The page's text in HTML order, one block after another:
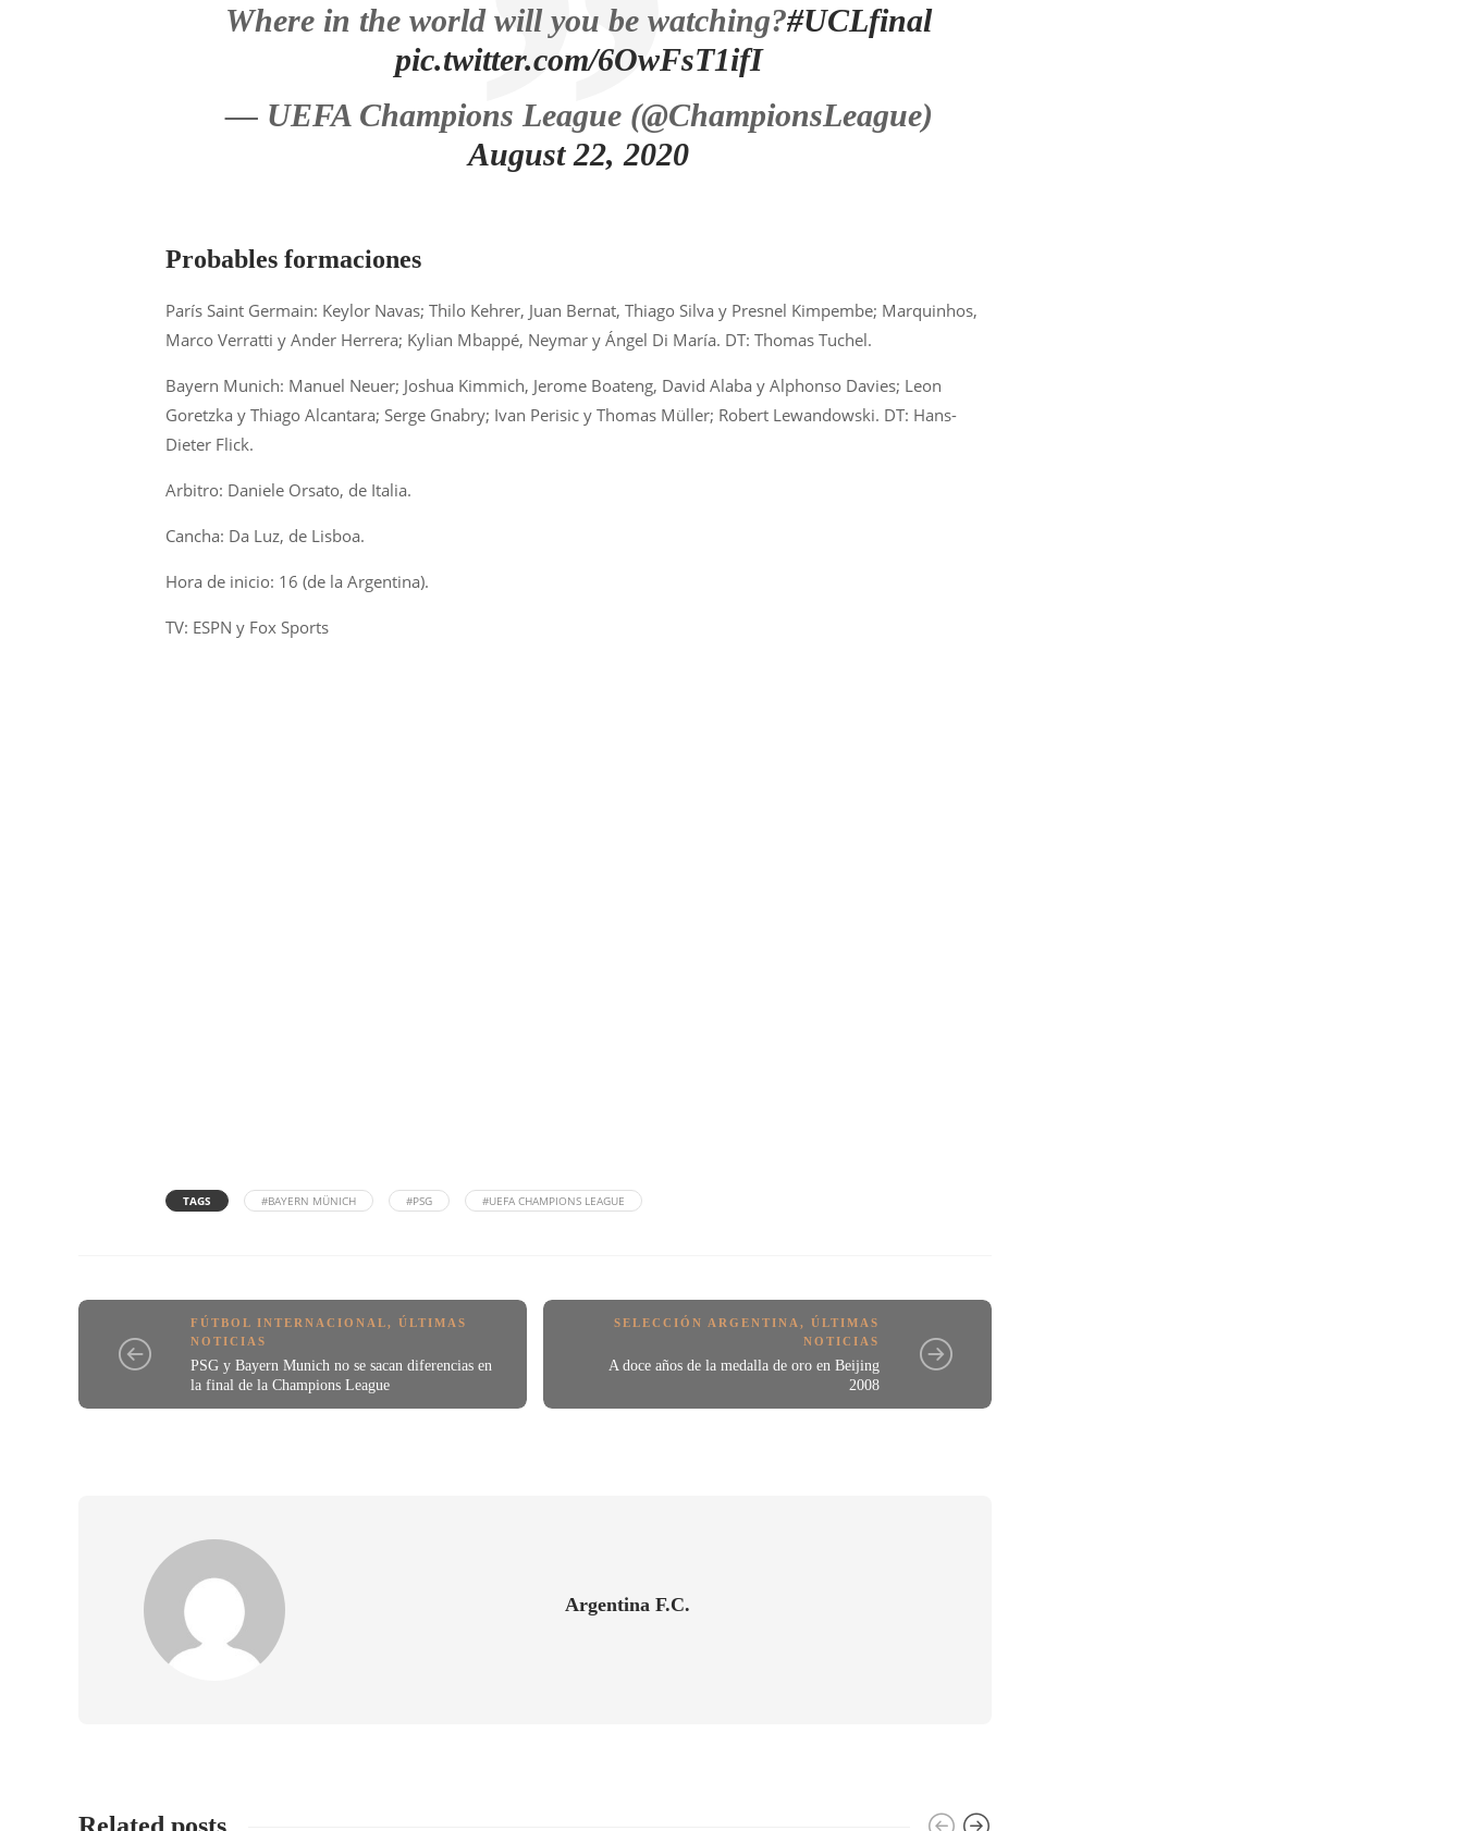
Where in the world will you be watching?#UCLfinal
pic.twitter.com/6OwFsT1ifI
— UEFA Champions League (@ChampionsLeague)
August 22, 2020
Probables formaciones
París Saint Germain: Keylor Navas; Thilo Kehrer, Juan Bernat, Thiago Silva y Presnel Kimpembe; Marquinhos,
Marco Verratti y Ander Herrera; Kylian Mbappé, Neymar y Ángel Di María. DT: Thomas Tuchel.
Bayern Munich: Manuel Neuer; Joshua Kimmich, Jerome Boateng, David Alaba y Alphonso Davies; Leon
Goretzka y Thiago Alcantara; Serge Gnabry; Ivan Perisic y Thomas Müller; Robert Lewandowski. DT: Hans-
Dieter Flick.
Arbitro: Daniele Orsato, de Italia.
Cancha: Da Luz, de Lisboa.
Hora de inicio: 16 (de la Argentina).
TV: ESPN y Fox Sports
TAGS #BAYERN MÜNICH #PSG #UEFA CHAMPIONS LEAGUE
FÚTBOL INTERNACIONAL,ÚLTIMAS
NOTICIAS
PSG y Bayern Munich no se sacan diferencias en
la final de la Champions League
SELECCIÓN ARGENTINA,ÚLTIMAS
NOTICIAS
A doce años de la medalla de oro en Beijing
2008
Argentina F.C.